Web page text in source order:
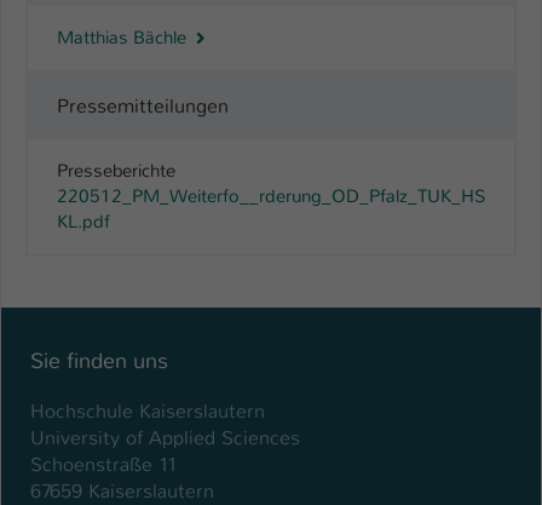
Matthias Bächle
Pressemitteilungen
Presseberichte
220512_PM_Weiterfo__rderung_OD_Pfalz_TUK_HS
KL.pdf
Sie finden uns
Hochschule Kaiserslautern
University of Applied Sciences
Schoenstraße 11
67659 Kaiserslautern